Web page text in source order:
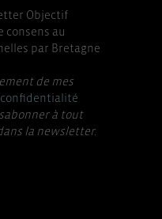
Objectif
consens au
par Bretagne
de mes
à tout
la newsletter.